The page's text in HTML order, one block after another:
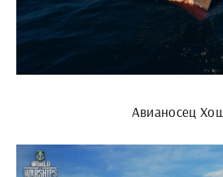
Авианосец